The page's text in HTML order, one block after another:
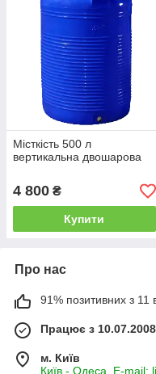
Місткість 500 л
вертикальна двошарова
4 800 ₴
Купити
Про нас
91% позитивних з 11
Працює з 10.07.2008
м. Київ
Київ - Одеса, E-mail: